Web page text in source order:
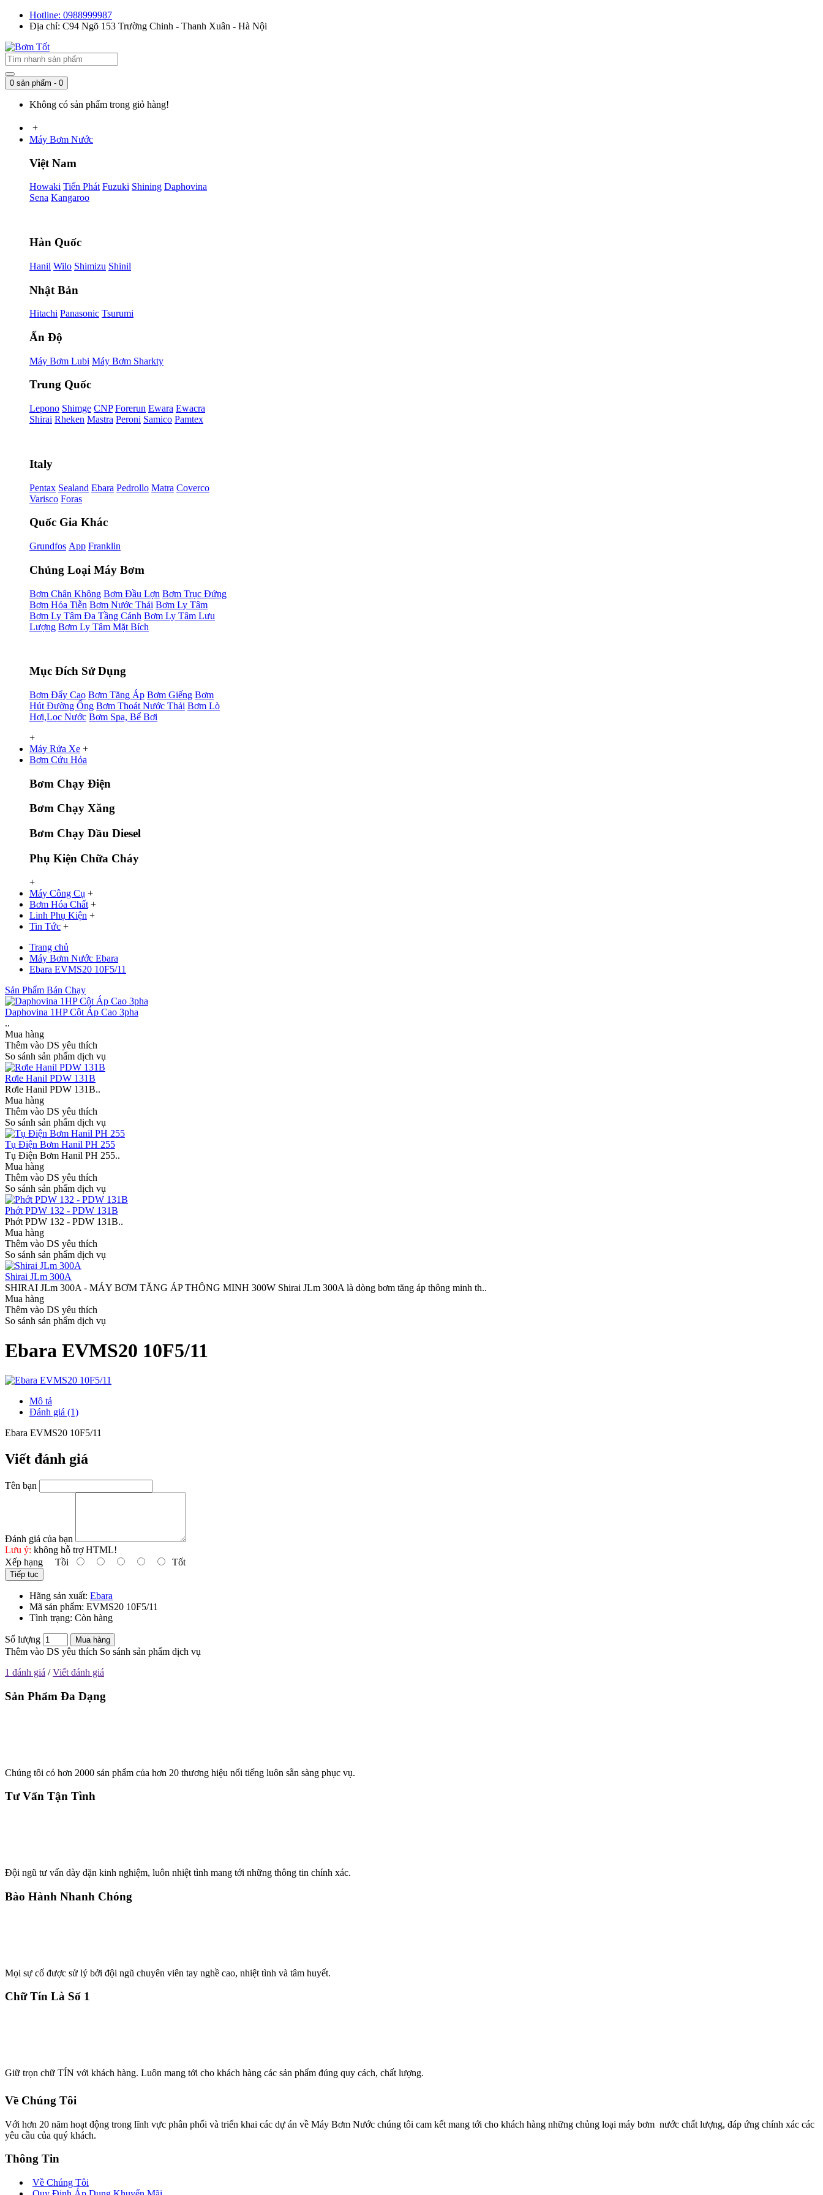
Hotline: 0988999987
Địa chỉ: C94 Ngõ 153 Trường Chinh - Thanh Xuân - Hà Nội
0 sản phẩm - 0
Không có sản phẩm trong giỏ hàng!
+
Máy Bơm Nước
Việt Nam
Howaki Tiến Phát Fuzuki Shining Daphovina
Sena Kangaroo
Hàn Quốc
Hanil Wilo Shimizu Shinil
Nhật Bản
Hitachi Panasonic Tsurumi
Ấn Độ
Máy Bơm Lubi Máy Bơm Sharkty
Trung Quốc
Lepono Shimge CNP Forerun Ewara Ewacra
Shirai Rheken Mastra Peroni Samico Pamtex
Italy
Pentax Sealand Ebara Pedrollo Matra Coverco
Varisco Foras
Quốc Gia Khác
Grundfos App Franklin
Chủng Loại Máy Bơm
Bơm Chân Không Bơm Đầu Lợn Bơm Trục Đứng
Bơm Hỏa Tiễn Bơm Nước Thải Bơm Ly Tâm
Bơm Ly Tâm Đa Tầng Cánh Bơm Ly Tâm Lưu
Lượng Bơm Ly Tâm Mặt Bích
Mục Đích Sử Dụng
Bơm Đẩy Cao Bơm Tăng Áp Bơm Giếng Bơm
Hút Đường Ống Bơm Thoát Nước Thải Bơm Lò
Hơi,Lọc Nước Bơm Spa, Bể Bơi
+
Máy Rửa Xe +
Bơm Cứu Hỏa
Bơm Chạy Điện
Bơm Chạy Xăng
Bơm Chạy Dầu Diesel
Phụ Kiện Chữa Cháy
+
Máy Công Cụ +
Bơm Hóa Chất +
Linh Phụ Kiện +
Tin Tức +
Trang chủ
Máy Bơm Nước Ebara
Ebara EVMS20 10F5/11
Sản Phẩm Bán Chạy
Daphovina 1HP Cột Áp Cao 3pha
..
Mua hàng
Thêm vào DS yêu thích
So sánh sản phẩm dịch vụ
Rơle Hanil PDW 131B
Rơle Hanil PDW 131B..
Mua hàng
Thêm vào DS yêu thích
So sánh sản phẩm dịch vụ
Tụ Điện Bơm Hanil PH 255
Tụ Điện Bơm Hanil PH 255..
Mua hàng
Thêm vào DS yêu thích
So sánh sản phẩm dịch vụ
Phớt PDW 132 - PDW 131B
Phớt PDW 132 - PDW 131B..
Mua hàng
Thêm vào DS yêu thích
So sánh sản phẩm dịch vụ
Shirai JLm 300A
SHIRAI JLm 300A - MÁY BƠM TĂNG ÁP THÔNG MINH 300W Shirai JLm 300A là dòng bơm tăng áp thông minh th..
Mua hàng
Thêm vào DS yêu thích
So sánh sản phẩm dịch vụ
Ebara EVMS20 10F5/11
Mô tả
Đánh giá (1)
Ebara EVMS20 10F5/11
Viết đánh giá
Tên bạn
Đánh giá của bạn
Lưu ý: không hỗ trợ HTML!
Xếp hạng Tồi Tốt
Tiếp tục
Hãng sản xuất: Ebara
Mã sản phẩm: EVMS20 10F5/11
Tình trạng: Còn hàng
Số lượng Mua hàng
Thêm vào DS yêu thích So sánh sản phẩm dịch vụ
1 đánh giá /Viết đánh giá
Sản Phẩm Đa Dạng
Chúng tôi có hơn 2000 sản phẩm của hơn 20 thương hiệu nổi tiếng luôn sẵn sàng phục vụ.
Tư Vấn Tận Tình
Đội ngũ tư vấn dày dặn kinh nghiệm, luôn nhiệt tình mang tới những thông tin chính xác.
Bào Hành Nhanh Chóng
Mọi sự cố được sử lý bởi đội ngũ chuyên viên tay nghề cao, nhiệt tình và tâm huyết.
Chữ Tín Là Số 1
Giữ trọn chữ TÍN với khách hàng. Luôn mang tới cho khách hàng các sản phẩm đúng quy cách, chất lượng.
Về Chúng Tôi
Với hơn 20 năm hoạt động trong lĩnh vực phân phối và triển khai các dự án về Máy Bơm Nước chúng tôi cam kết mang tới cho khách hàng những chủng loại máy bơm nước chất lượng, đáp ứng chính xác các
yêu cầu của quý khách.
Thông Tin
Về Chúng Tôi